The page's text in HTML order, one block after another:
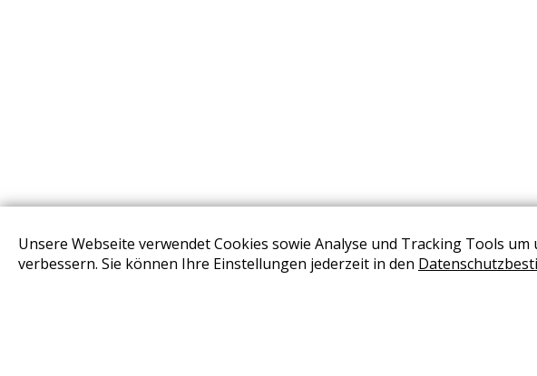
Unsere Webseite verwendet Cookies sowie Analyse und Tracking Tools
verbessern. Sie können Ihre Einstellungen jederzeit in den
STORES